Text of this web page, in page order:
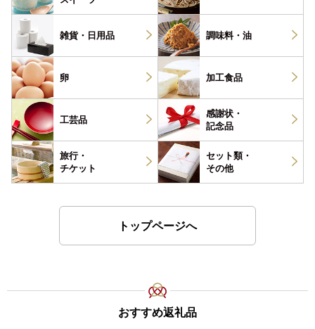
雑貨・ 日用品 調味料・ 油
卵 加工食品
工芸品
感謝状・
記念品
旅行・
チケット
セット類・
その他
トップページへ
おすすめ返礼品